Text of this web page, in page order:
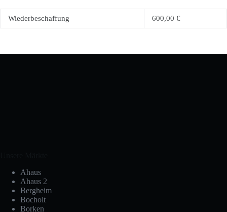
Wiederbeschaffung 600,00 €
Ahaus
Ahaus 2
Bergheim
Bocholt
Borken